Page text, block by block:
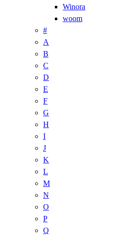
Winora
woom
#
A
B
C
D
E
F
G
H
I
J
K
L
M
N
O
P
Q